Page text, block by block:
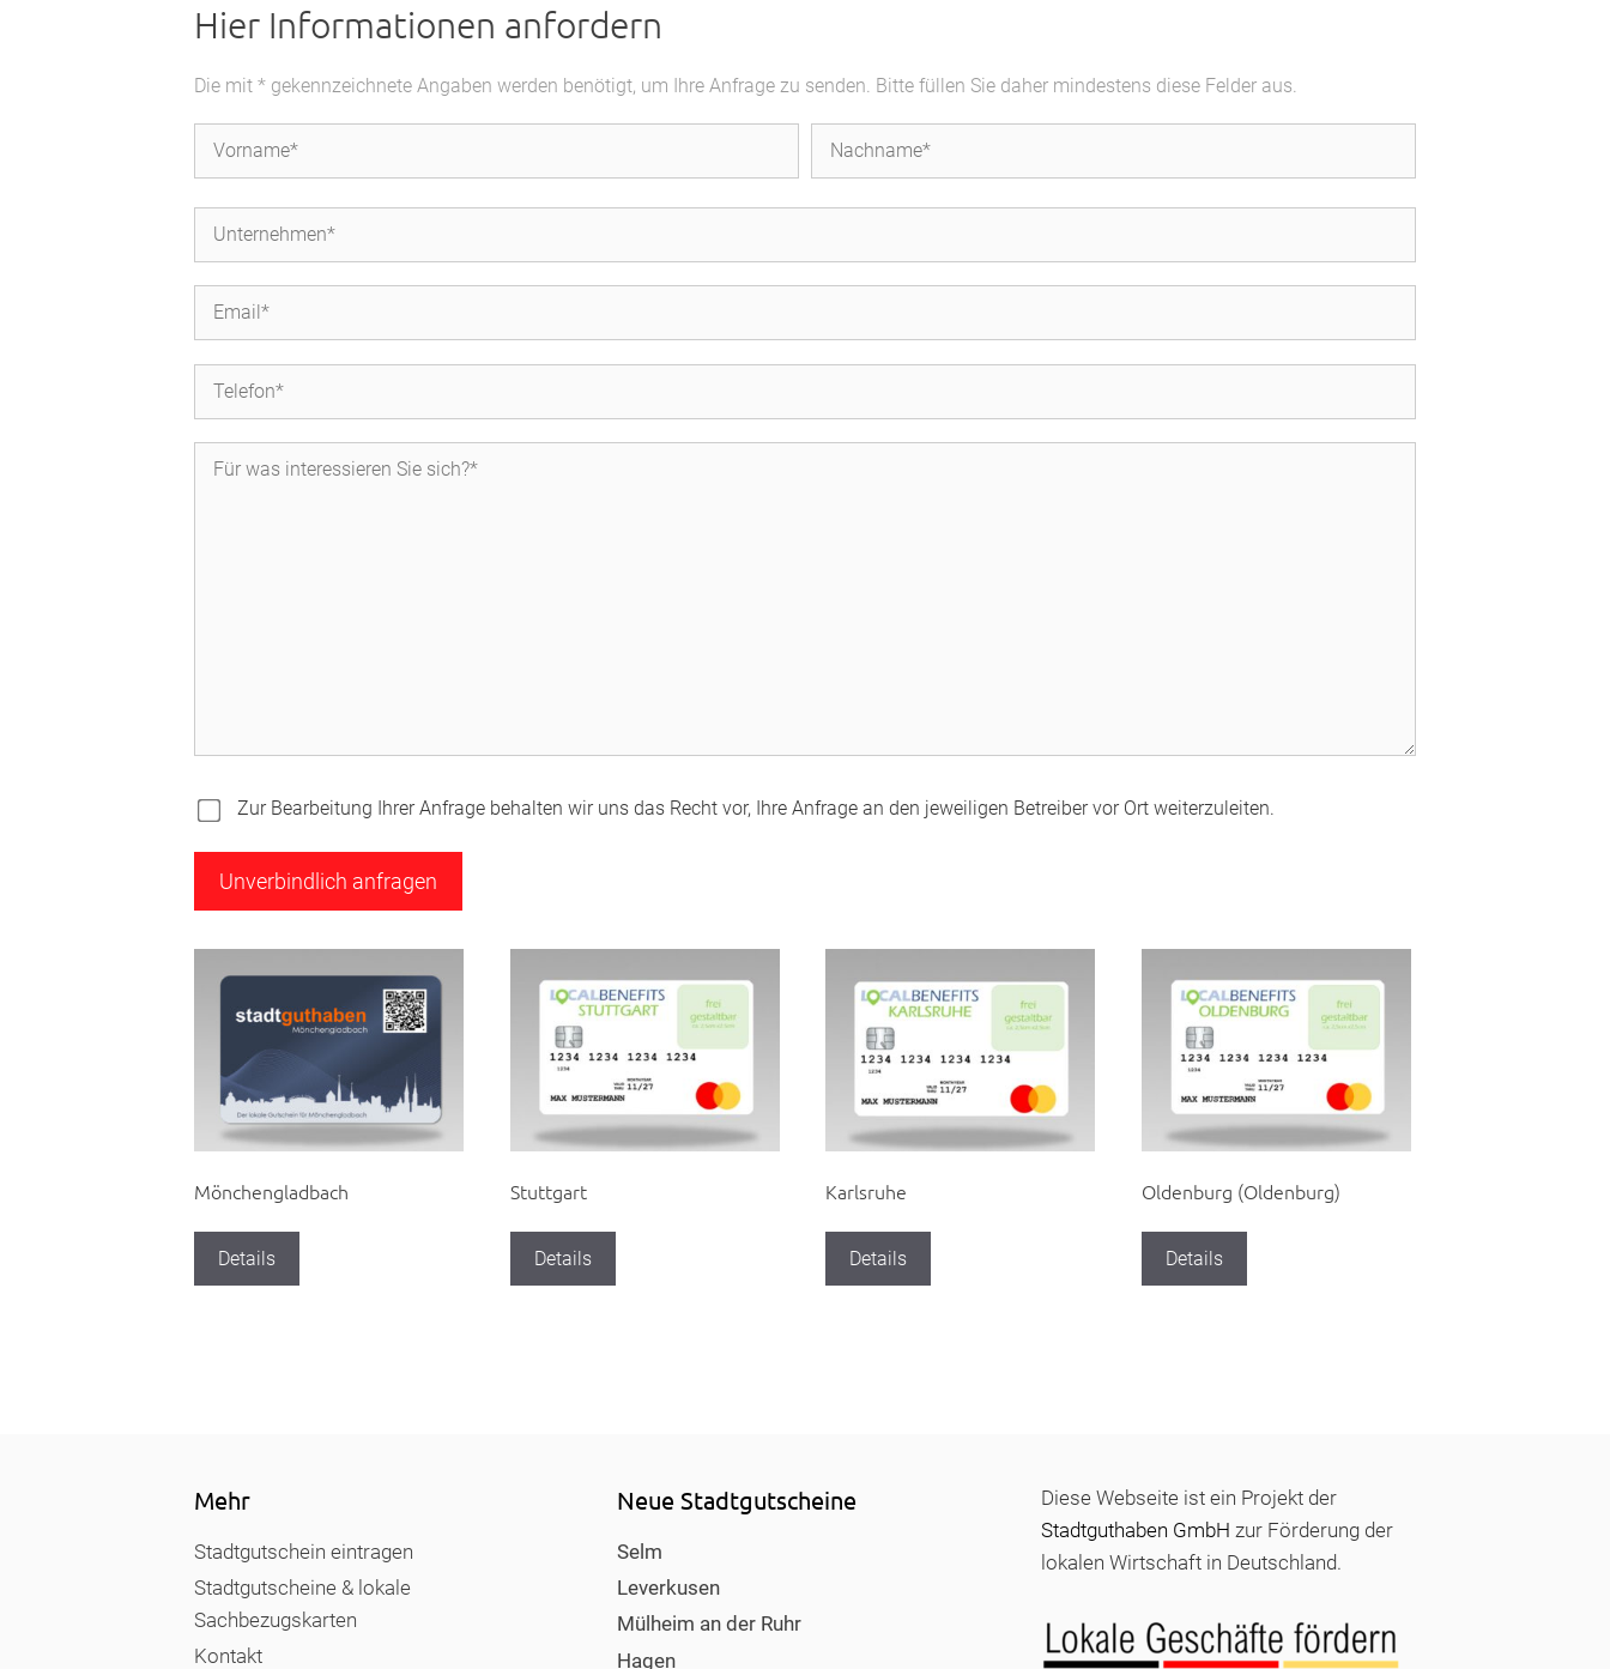
Hier Informationen anfordern
Die mit * gekennzeichnete Angaben werden benötigt, um Ihre Anfrage zu senden. Bitte füllen Sie daher mindestens diese Felder aus.
Zur Bearbeitung Ihrer Anfrage behalten wir uns das Recht vor, Ihre Anfrage an den jeweiligen Betreiber vor Ort weiterzuleiten.
Mönchengladbach
Details
Stuttgart
Details
Karlsruhe
Details
Oldenburg (Oldenburg)
Details
Mehr
Stadtgutschein eintragen
Stadtgutscheine & lokale
Sachbezugskarten
Kontakt
Neue Stadtgutscheine
Selm
Leverkusen
Mülheim an der Ruhr
Hagen
Diese Webseite ist ein Projekt der
Stadtguthaben GmbH zur Förderung der
lokalen Wirtschaft in Deutschland.